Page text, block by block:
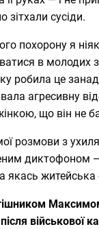
зітхали сусіди.
похорону я
в молодих
робила це
агресивну
що він не
розмови з
диктофоном
якась житейська
військової